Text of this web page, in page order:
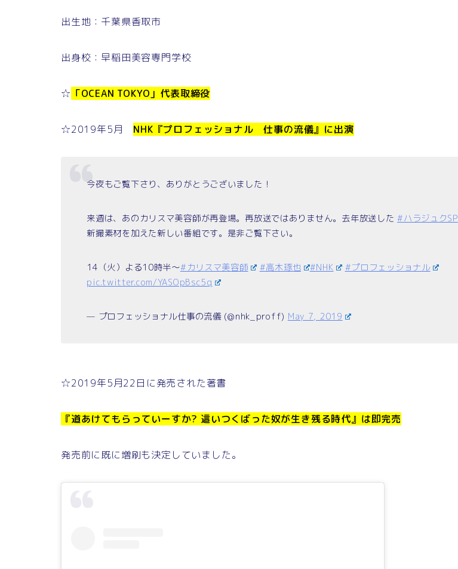
出生地：千葉県香取市
出身校：早稲田美容専門学校
☆ 「OCEAN TOKYO」代表取締役
☆2019年5月 NHK『プロフェッショナル 仕事の流儀』に出演
今夜もご覧下さり、ありがとうございました！
来週は、あのカリスマ美容師が再登場。再放送ではありません。去年放送した #ハラジュクSP
新撮素材を加えた新しい番組です。是非ご覧下さい。
14（火）よる10時半～#カリスマ美容師 #高木琢也 #NHK
#プロフェッショナル
pic.twitter.com/YASOpBsc5q
— プロフェッショナル仕事の流儀 (@nhk_proff) May 7, 2019
☆2019年5月22日に発売された著書
『道あけてもらっていーすか? 這いつくばった奴が生き残る時代』は即完売
発売前に既に増刷も決定していました。